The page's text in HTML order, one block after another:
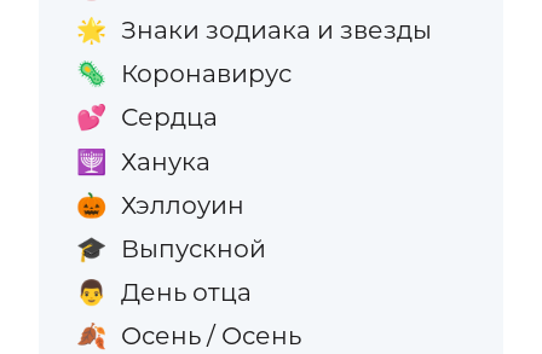
🌟 Знаки зодиака и звезды
🦠 Коронавирус
💕 Сердца
🕎 Ханука
🎃 Хэллоуин
🎓 Выпускной
👨 День отца
🍂 Осень / Осень